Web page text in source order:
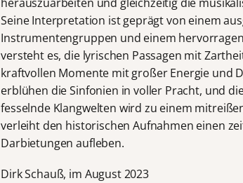
Seine Interpretation ist geprägt von einem
Instrumentengruppen und einem
versteht es, die lyrischen Passagen mit
kraftvollen Momente mit großer Energie und
erblühen die Sinfonien in voller Pracht, und
fesselnde Klangwelten wird zu einem
verleiht den historischen Aufnahmen einen
Darbietungen aufleben.
Dirk Schauß, im August 2023